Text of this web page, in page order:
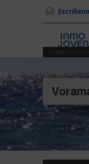
Tu agencia